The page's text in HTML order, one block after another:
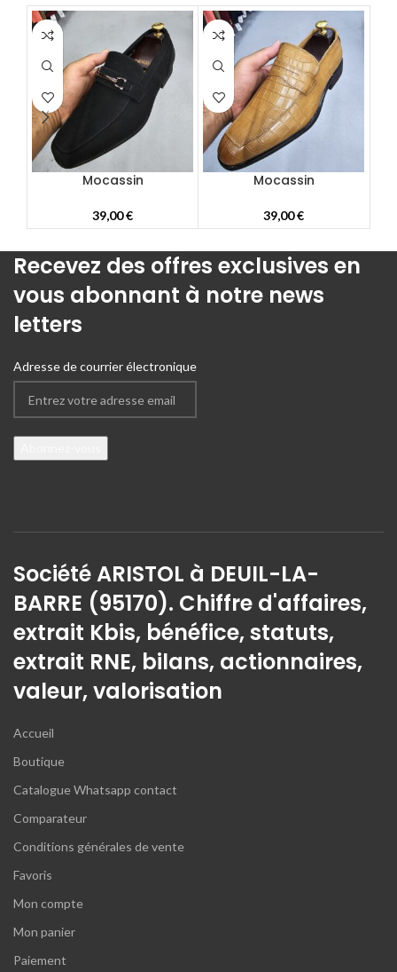
Mocassin
39,00€
Mocassin
39,00€
Recevez des offres exclusives en
vous abonnant à notre news
letters
Adresse de courrier électronique
Société ARISTOL à DEUIL-LA-
BARRE (95170). Chiffre d'affaires,
extrait Kbis, bénéfice, statuts,
extrait RNE, bilans, actionnaires,
valeur, valorisation
Accueil
Boutique
Catalogue Whatsapp contact
Comparateur
Conditions générales de vente
Favoris
Mon compte
Mon panier
Paiement